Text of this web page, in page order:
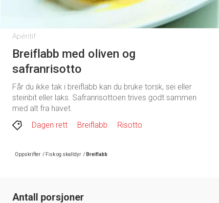
Apéritif
Breiflabb med oliven og
safranrisotto
Får du ikke tak i breiflabb kan du bruke torsk, sei eller
steinbit eller laks. Safranrisottoen trives godt sammen
med alt fra havet.
Dagen rett
Breiflabb Risotto
Oppskrifter / Fisk og skalldyr / Breiflabb
Antall porsjoner